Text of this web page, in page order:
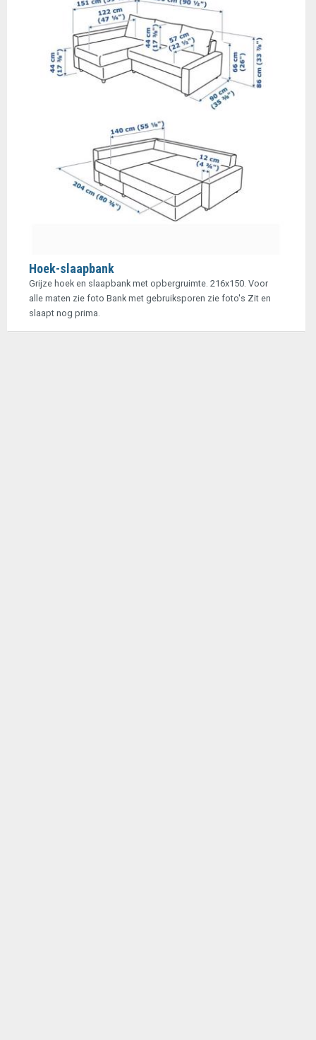
Hoek-slaapbank
Grijze hoek en slaapbank met opbergruimte. 216x150. Voor
alle maten zie foto Bank met gebruiksporen zie foto's Zit en
slaapt nog prima.